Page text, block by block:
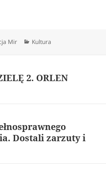
Mir Kategorie
Kultura
2. ORLEN
Dostali zarzuty i